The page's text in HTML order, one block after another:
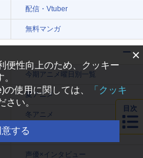
配信・Vtuber
無料マンガ
今期アニメ曜日別一覧
夏アニメ
冬アニメ
声優記事一覧
声優×インタビュー
目次
×
便性向上のため、クッキー
使用に関しては、
「クッキ
さい。
意する